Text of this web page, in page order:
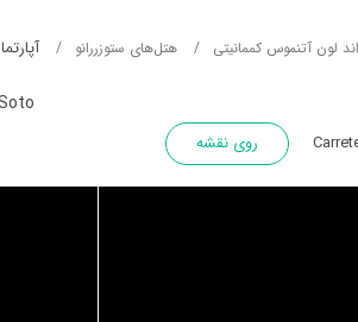
لون آتنموس کممانیتی هتل‌های ستوزررانو
روی نقشه